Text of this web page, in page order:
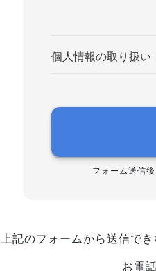
個人情報の取り扱い
フォーム送信
上記のフォームから送信でき
お電